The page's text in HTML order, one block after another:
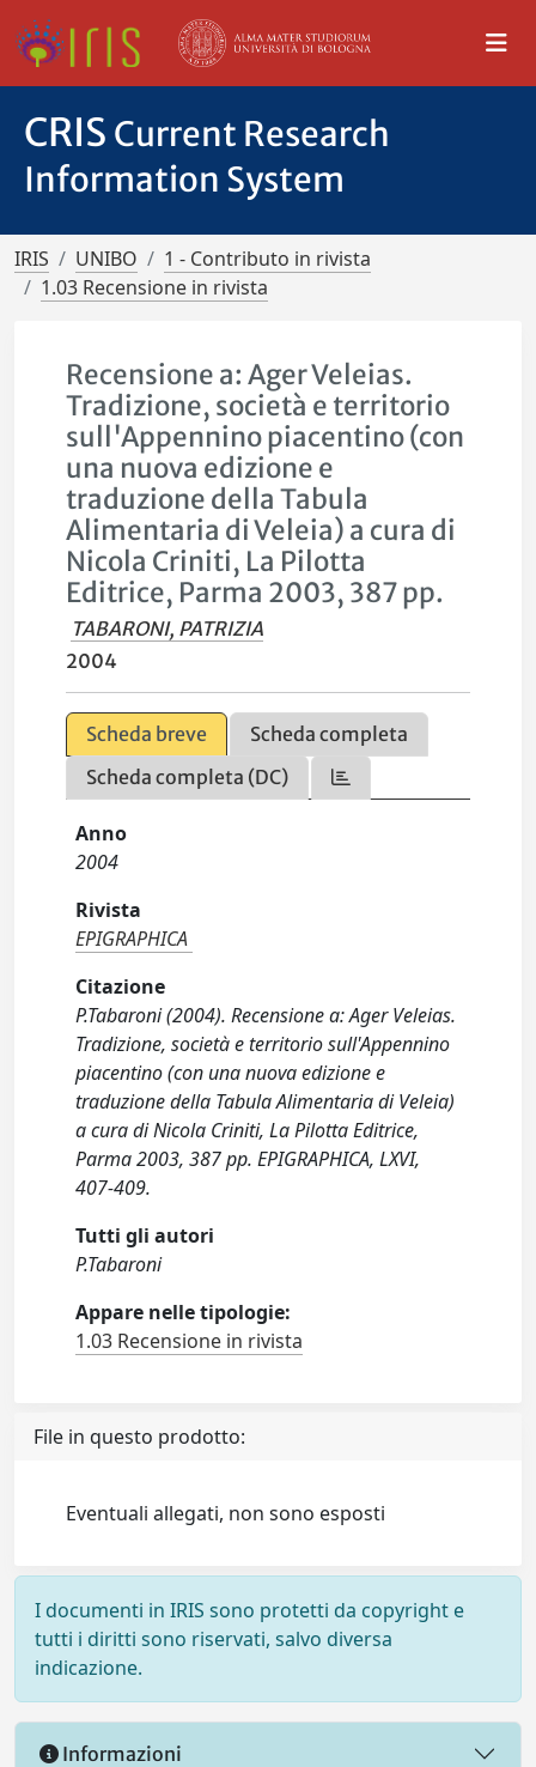
CRIS Current Research
Information System
IRIS UNIBO
1 - Contributo in rivista
1.03 Recensione in rivista
Recensione a: Ager Veleias.
Tradizione, società e territorio
sull'Appennino piacentino (con
una nuova edizione e
traduzione della Tabula
Alimentaria di Veleia) a cura di
Nicola Criniti, La Pilotta
Editrice, Parma 2003, 387 pp.
TABARONI, PATRIZIA
2004
Scheda breve
Scheda completa
Scheda completa (DC)
Anno
2004
Rivista
EPIGRAPHICA
Citazione
P.Tabaroni (2004). Recensione a: Ager Veleias.
Tradizione, società e territorio sull'Appennino
piacentino (con una nuova edizione e
traduzione della Tabula Alimentaria di Veleia)
a cura di Nicola Criniti, La Pilotta Editrice,
Parma 2003, 387 pp. EPIGRAPHICA, LXVI,
407-409.
Tutti gli autori
P.Tabaroni
Appare nelle tipologie:
1.03 Recensione in rivista
File in questo prodotto:
Eventuali allegati, non sono esposti
I documenti in IRIS sono protetti da copyright e
tutti i diritti sono riservati, salvo diversa
indicazione.
Informazioni